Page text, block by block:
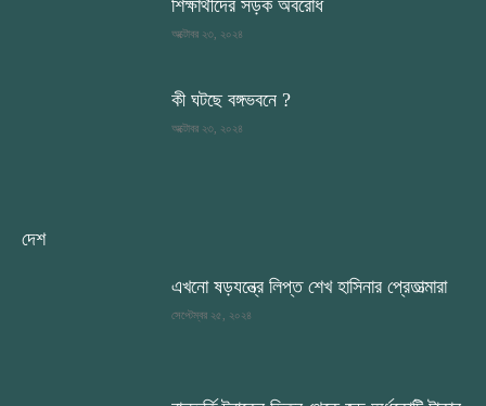
শিক্ষার্থীদের সড়ক অবরোধ
অক্টোবর ২৩, ২০২৪
কী ঘটছে বঙ্গভবনে ?
অক্টোবর ২৩, ২০২৪
দেশ
এখনো ষড়যন্ত্রে লিপ্ত শেখ হাসিনার প্রেতাত্মারা
সেপ্টেম্বর ২৫, ২০২৪